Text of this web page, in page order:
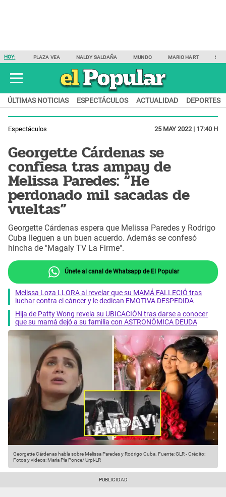
HOY: PLAZA VEA NALDY SALDAÑA MUNDO MARIO HART
ÚLTIMAS NOTICIAS ESPECTÁCULOS ACTUALIDAD DEPORTES
Espectáculos 25 MAY 2022 | 17:40 H
Georgette Cárdenas se
confiesa tras ampay de
Melissa Paredes: “He
perdonado mil sacadas de
vueltas”
Georgette Cárdenas espera que Melissa Paredes y Rodrigo
Cuba lleguen a un buen acuerdo. Además se confesó
hincha de "Magaly TV La Firme".
Únete al canal de Whatsapp de El Popular
Melissa Loza LLORA al revelar que su MAMÁ FALLECIÓ tras
luchar contra el cáncer y le dedican EMOTIVA DESPEDIDA
Hija de Patty Wong revela su UBICACIÓN tras darse a conocer
que su mamá dejó a su familia con ASTRONÓMICA DEUDA
Georgette Cárdenas habla sobre Melissa Paredes y Rodrigo Cuba. Fuente: GLR-Crédito:
Fotos y videos: María Pía Ponce/ Urpi-LR